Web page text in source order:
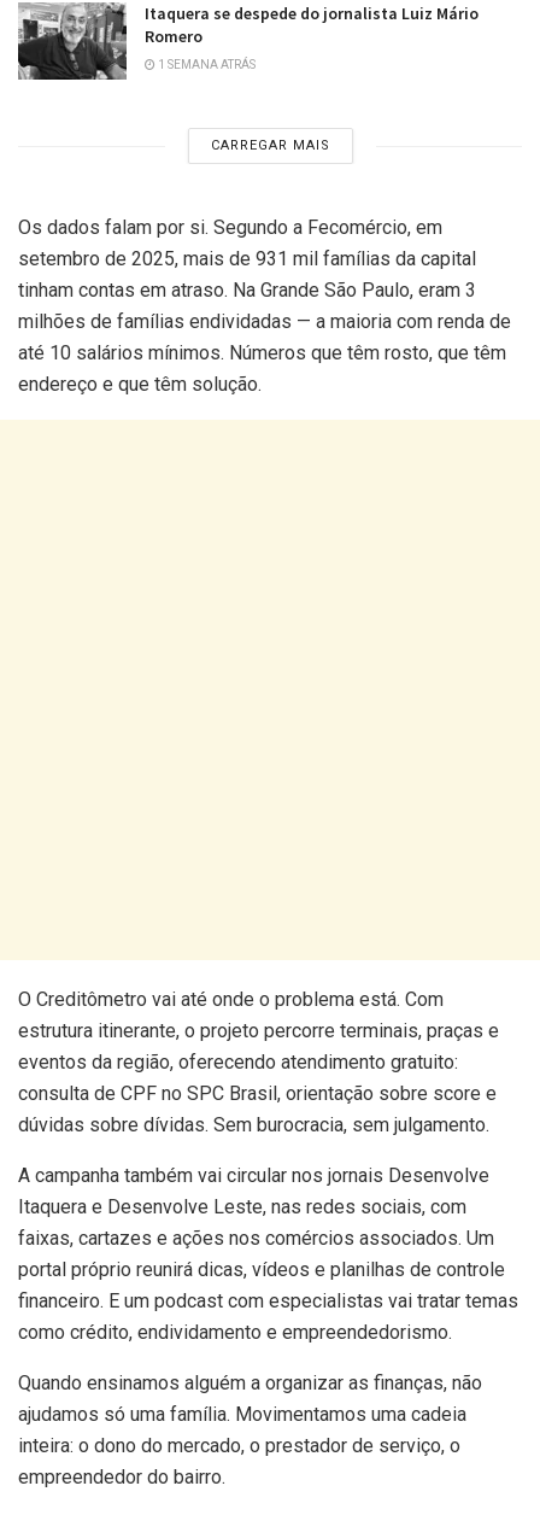
Itaquera se despede do jornalista Luiz Mário
Romero
1 SEMANA ATRÁS
CARREGAR MAIS
Os dados falam por si. Segundo a Fecomércio, em
setembro de 2025, mais de 931 mil famílias da capital
tinham contas em atraso. Na Grande São Paulo, eram 3
milhões de famílias endividadas — a maioria com renda de
até 10 salários mínimos. Números que têm rosto, que têm
endereço e que têm solução.
O Creditômetro vai até onde o problema está. Com
estrutura itinerante, o projeto percorre terminais, praças e
eventos da região, oferecendo atendimento gratuito:
consulta de CPF no SPC Brasil, orientação sobre score e
dúvidas sobre dívidas. Sem burocracia, sem julgamento.
A campanha também vai circular nos jornais Desenvolve
Itaquera e Desenvolve Leste, nas redes sociais, com
faixas, cartazes e ações nos comércios associados. Um
portal próprio reunirá dicas, vídeos e planilhas de controle
financeiro. E um podcast com especialistas vai tratar temas
como crédito, endividamento e empreendedorismo.
Quando ensinamos alguém a organizar as finanças, não
ajudamos só uma família. Movimentamos uma cadeia
inteira: o dono do mercado, o prestador de serviço, o
empreendedor do bairro.